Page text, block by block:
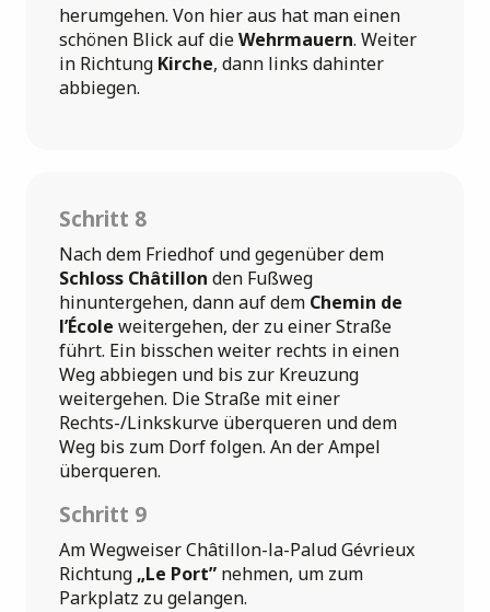
herumgehen. Von hier aus hat man einen
schönen Blick auf dieWehrmauern. Weiter
in Richtung Kirche, dann links dahinter
abbiegen.
Schritt 8
Nach dem Friedhof und gegenüber dem
Schloss Châtillon den Fußweg
hinuntergehen, dann auf dem Chemin de
l’École weitergehen, der zu einer Straße
führt. Ein bisschen weiter rechts in einen
Weg abbiegen und bis zur Kreuzung
weitergehen. Die Straße mit einer
Rechts-/Linkskurve überqueren und dem
Weg bis zum Dorf folgen. An der Ampel
überqueren.
Schritt 9
Am Wegweiser Châtillon-la-Palud Gévrieux
Richtung „Le Port” nehmen, um zum
Parkplatz zu gelangen.